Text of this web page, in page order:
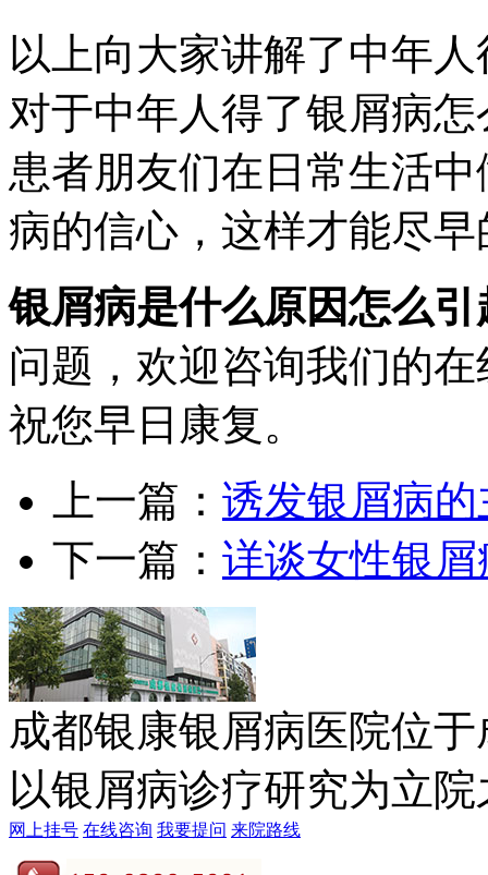
以上向大家讲解了中年
对于中年人得了银屑病
患者朋友们在日常生活
病的信心，这样才能尽
银屑病是什么原因怎么引
问题，欢迎咨询我们的
祝您早日康复。
上一篇： 诱发银屑病
下一篇： 详谈女性银
成都银康银屑病医院位
以银屑病诊疗研究为立院
网上挂号 在线咨询 我要提问 来院路线